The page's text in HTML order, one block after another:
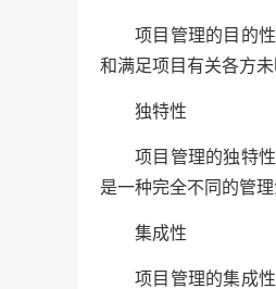
项目管理的目的
和满足项目有关各方
独特性
项目管理的独特
是一种完全不同的管理
集成性
项目管理的集成